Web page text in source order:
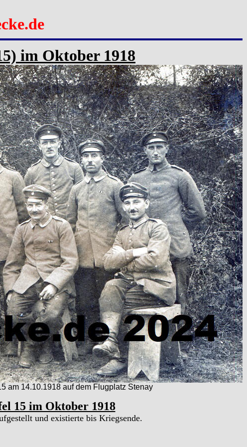
im Oktober 1918
am 14.10.1918 auf dem Flugplatz Stenay
15 im Oktober 1918
und existierte bis Kriegsende.